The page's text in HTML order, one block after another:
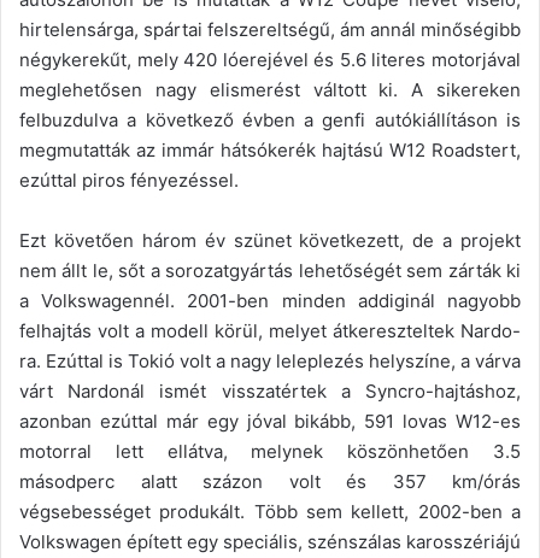
hirtelensárga, spártai felszereltségű, ám annál minőségibb
négykerekűt, mely 420 lóerejével és 5.6 literes motorjával
meglehetősen nagy elismerést váltott ki. A sikereken
felbuzdulva a következő évben a genfi autókiállításon is
megmutatták az immár hátsókerék hajtású W12 Roadstert,
ezúttal piros fényezéssel.
Ezt követően három év szünet következett, de a projekt
nem állt le, sőt a sorozatgyártás lehetőségét sem zárták ki
a Volkswagennél. 2001-ben minden addiginál nagyobb
felhajtás volt a modell körül, melyet átkereszteltek Nardo-
ra. Ezúttal is Tokió volt a nagy leleplezés helyszíne, a várva
várt Nardonál ismét visszatértek a Syncro-hajtáshoz,
azonban ezúttal már egy jóval bikább, 591 lovas W12-es
motorral lett ellátva, melynek köszönhetően 3.5
másodperc alatt százon volt és 357 km/órás
végsebességet produkált. Több sem kellett, 2002-ben a
Volkswagen épített egy speciális, szénszálas karosszériájú